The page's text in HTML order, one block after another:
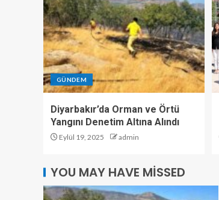
GÜNDEM
Diyarbakır’da Orman ve Örtü
Yangını Denetim Altına Alındı
Eylül 19, 2025 admin
YOU MAY HAVE MISSED